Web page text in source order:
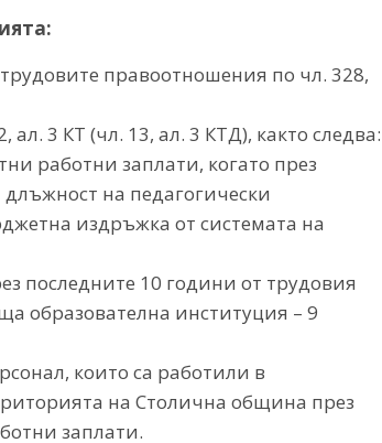
правоотношения по чл. 328,
3 КТ (чл. 13, ал. 3 КТД), както следва:
работни заплати, когато през
на педагогически
издръжка от системата на
последните 10 години от трудовия
образователна институция – 9
които са работили в
на Столична община през
заплати.